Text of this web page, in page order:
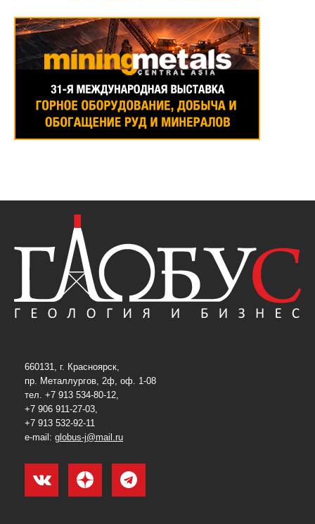
660131, г. Красноярск,
пр. Металлургов, 2ф, оф. 1-08
тел. +7 913 534-80-12,
+7 906 911-27-03,
+7 913 532-92-11
e-mail: globus-j@mail.ru